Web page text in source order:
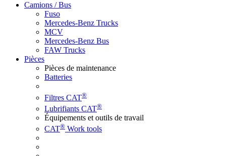
Camions / Bus
Fuso
Mercedes-Benz Trucks
MCV
Mercedes-Benz Bus
FAW Trucks
Pièces
Pièces de maintenance
Batteries
Filtres CAT®
Lubrifiants CAT®
Équipements et outils de travail
CAT® Work tools